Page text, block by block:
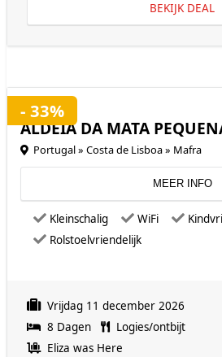
BEKIJK DEAL
3 sterren accommodatie
ALDEIA DA MATA
Portugal » Costa de Lisboa » Mafra
MEER INFO
Kleinschalig WiFi
Rolstoelvriendelijk
Vrijdag 11 december 2026
8 Dagen
Logies/ontbijt
Eliza was Here
- 33%